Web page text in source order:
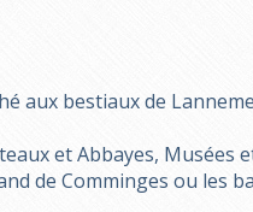
aux bestiaux de
et Abbayes,
de Comminges ou les